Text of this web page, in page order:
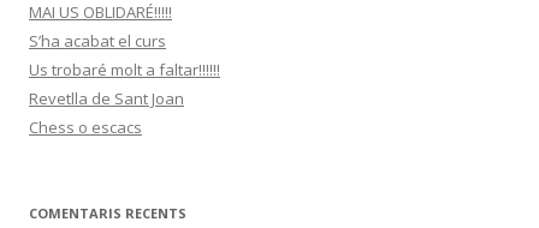
MAI US OBLIDARÉ!!!!!
S’ha acabat el curs
Us trobaré molt a faltar!!!!!!
Revetlla de Sant Joan
Chess o escacs
COMENTARIS RECENTS